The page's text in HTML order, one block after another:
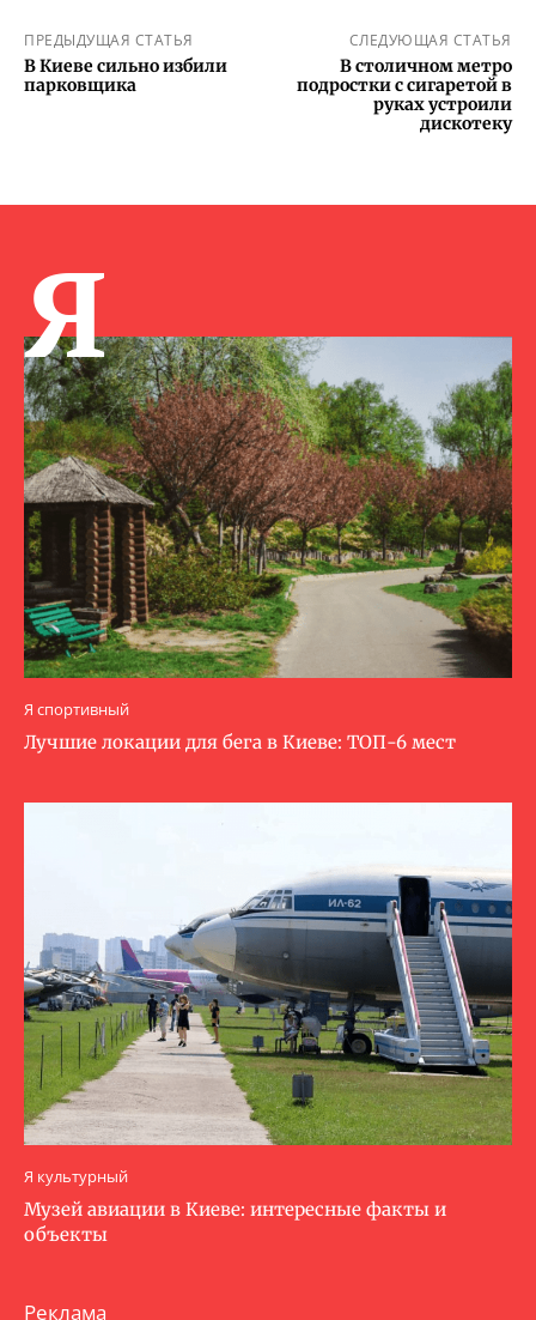
ПРЕДЫДУЩАЯ СТАТЬЯ
В Киеве сильно избили
парковщика
СЛЕДУЮЩАЯ СТАТЬЯ
В столичном метро
подростки с сигаретой в
руках устроили
дискотеку
Я
Я спортивный
Лучшие локации для бега в Киеве: ТОП-6 мест
Я культурный
Музей авиации в Киеве: интересные факты и
объекты
Реклама